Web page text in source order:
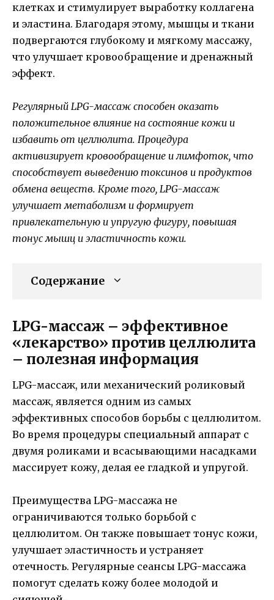
клетках и стимулирует выработку коллагена
и эластина. Благодаря этому, мышцы и ткани
подвергаются глубокому и мягкому массажу,
что улучшает кровообращение и дренажный
эффект.
Регулярный LPG-массаж способен оказать
положительное влияние на состояние кожи и
избавить от целлюлита. Процедура
активизирует кровообращение и лимфоток, что
способствует выведению токсинов и продуктов
обмена веществ. Кроме того, LPG-массаж
улучшает метаболизм и формирует
привлекательную и упругую фигуру, повышая
тонус мышц и эластичность кожи.
Содержание
LPG-массаж – эффективное
«лекарство» против целлюлита
– полезная информация
LPG-массаж, или механический роликовый
массаж, является одним из самых
эффективных способов борьбы с целлюлитом.
Во время процедуры специальный аппарат с
двумя роликами и всасывающими насадками
массирует кожу, делая ее гладкой и упругой.
Преимущества LPG-массажа не
ограничиваются только борьбой с
целлюлитом. Он также повышает тонус кожи,
улучшает эластичность и устраняет
отечность. Регулярные сеансы LPG-массажа
помогут сделать кожу более молодой и